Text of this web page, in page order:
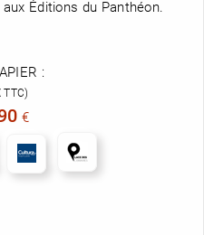
Éditions du Panthéon.
:
TTC)
€